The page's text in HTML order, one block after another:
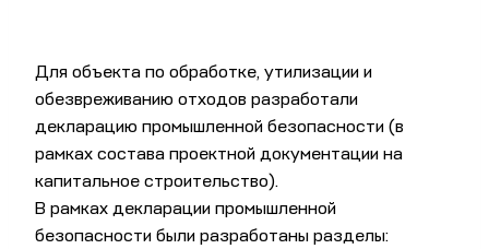
Для объекта по обработке, утилизации и
обезвреживанию отходов разработали
декларацию промышленной безопасности (в
рамках состава проектной документации на
капитальное строительство).
В рамках декларации промышленной
безопасности были разработаны разделы: